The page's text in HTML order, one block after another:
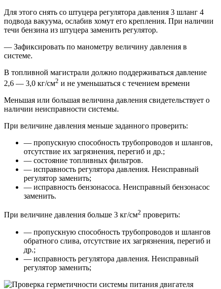
Для этого снять со штуцера регулятора давления 3 шланг 4
подвода вакуума, ослабив хомут его крепления. При наличии
течи бензина из штуцера заменить регулятор.
— Зафиксировать по манометру величину давления в
системе.
В топливной магистрали должно поддерживаться давление
2,6 — 3,0 кг/см2 и не уменьшаться с течением времени
Меньшая или большая величина давления свидетельствует о
наличии неисправности системы.
При величине давления меньше заданного проверить:
— пропускную способность трубопроводов и шлангов,
отсутствие их загрязнения, перегиб и др.;
— состояние топливных фильтров.
— исправность регулятора давления. Неисправный
регулятор заменить;
— исправность бензонасоса. Неисправный бензонасос
заменить.
При величине давления больше 3 кг/см2 проверить:
— пропускную способность трубопроводов и шлангов
обратного слива, отсутствие их загрязнения, перегиб и
др.;
— исправность регулятора давления. Неисправный
регулятор заменить;